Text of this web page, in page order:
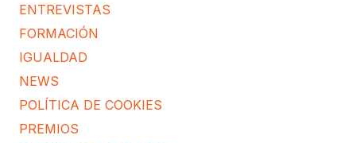
ENTREVISTAS
FORMACIÓN
IGUALDAD
NEWS
POLÍTICA DE COOKIES
PREMIOS